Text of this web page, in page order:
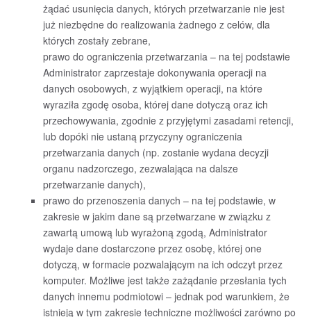
żądać usunięcia danych, których przetwarzanie nie jest
już niezbędne do realizowania żadnego z celów, dla
których zostały zebrane,
prawo do ograniczenia przetwarzania – na tej podstawie
Administrator zaprzestaje dokonywania operacji na
danych osobowych, z wyjątkiem operacji, na które
wyraziła zgodę osoba, której dane dotyczą oraz ich
przechowywania, zgodnie z przyjętymi zasadami retencji,
lub dopóki nie ustaną przyczyny ograniczenia
przetwarzania danych (np. zostanie wydana decyzji
organu nadzorczego, zezwalająca na dalsze
przetwarzanie danych),
prawo do przenoszenia danych – na tej podstawie, w
zakresie w jakim dane są przetwarzane w związku z
zawartą umową lub wyrażoną zgodą, Administrator
wydaje dane dostarczone przez osobę, której one
dotyczą, w formacie pozwalającym na ich odczyt przez
komputer. Możliwe jest także zażądanie przesłania tych
danych innemu podmiotowi – jednak pod warunkiem, że
istnieją w tym zakresie techniczne możliwości zarówno po